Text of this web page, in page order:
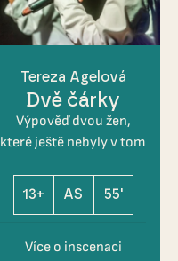
Tereza Agelová
Dvě čárky
Výpověď dvou žen,
které ještě nebyly v tom
13+ AS 55'
Více o inscenaci